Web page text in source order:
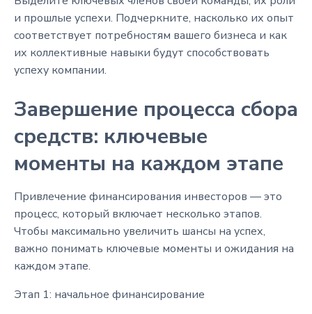
и прошлые успехи. Подчеркните, насколько их опыт
соответствует потребностям вашего бизнеса и как
их коллективные навыки будут способствовать
успеху компании.
Завершение процесса сбора
средств: ключевые
моменты на каждом этапе
Привлечение финансирования инвесторов — это
процесс, который включает несколько этапов.
Чтобы максимально увеличить шансы на успех,
важно понимать ключевые моменты и ожидания на
каждом этапе.
Этап 1: начальное финансирование